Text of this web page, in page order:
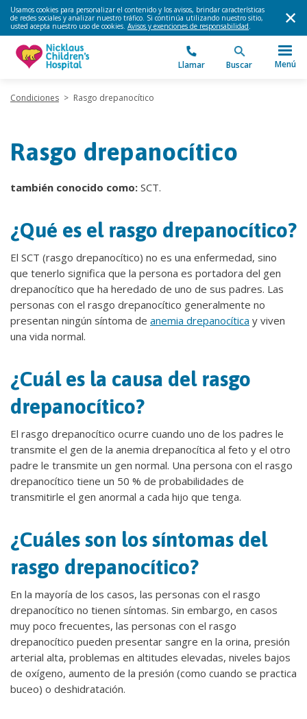
Usamos cookies para personalizar el contenido y los avisos, brindar características
de redes sociales y analizar nuestro tráfico. Si continúa utilizando nuestro sitio,
usted acepta nuestro uso de cookies. Avisos y exenciones de responsabilidad.
Llamar Buscar Menú
Condiciones > Rasgo drepanocítico
Rasgo drepanocítico
también conocido como: SCT.
¿Qué es el rasgo drepanocítico?
El SCT (rasgo drepanocítico) no es una enfermedad, sino
que tenerlo significa que la persona es portadora del gen
drepanocítico que ha heredado de uno de sus padres. Las
personas con el rasgo drepanocítico generalmente no
presentan ningún síntoma de anemia drepanocítica y viven
una vida normal.
¿Cuál es la causa del rasgo
drepanocítico?
El rasgo drepanocítico ocurre cuando uno de los padres le
transmite el gen de la anemia drepanocítica al feto y el otro
padre le transmite un gen normal. Una persona con el rasgo
drepanocítico tiene un 50 % de probabilidades de
transmitirle el gen anormal a cada hijo que tenga.
¿Cuáles son los síntomas del
rasgo drepanocítico?
En la mayoría de los casos, las personas con el rasgo
drepanocítico no tienen síntomas. Sin embargo, en casos
muy poco frecuentes, las personas con el rasgo
drepanocítico pueden presentar sangre en la orina, presión
arterial alta, problemas en altitudes elevadas, niveles bajos
de oxígeno, aumento de la presión (como cuando se practica
buceo) o deshidratación.